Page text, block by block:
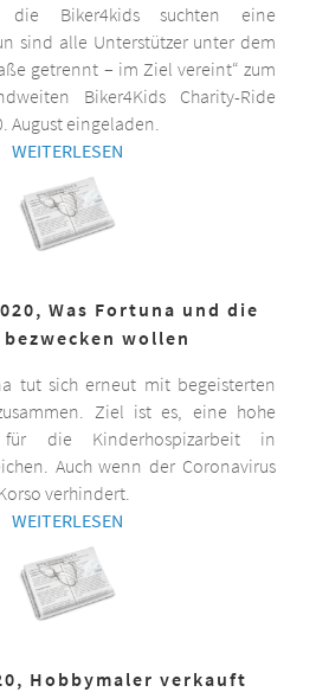
die Biker4kids suchten eine
sind alle Unterstützer unter dem
getrennt – im Ziel vereint“ zum
Biker4Kids Charity-Ride
August eingeladen.
WEITERLESEN
Was Fortuna und die
wollen
tut sich erneut mit begeisterten
Ziel ist es, eine hohe
für die Kinderhospizarbeit in
Auch wenn der Coronavirus
verhindert.
WEITERLESEN
Hobbymaler verkauft